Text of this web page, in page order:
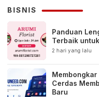
BISNIS
Panduan
Terbaik
2 hari yang lalu
Cerdas
Baru